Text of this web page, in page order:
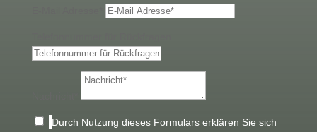
Durch Nutzung dieses Formulars erklären Sie sich